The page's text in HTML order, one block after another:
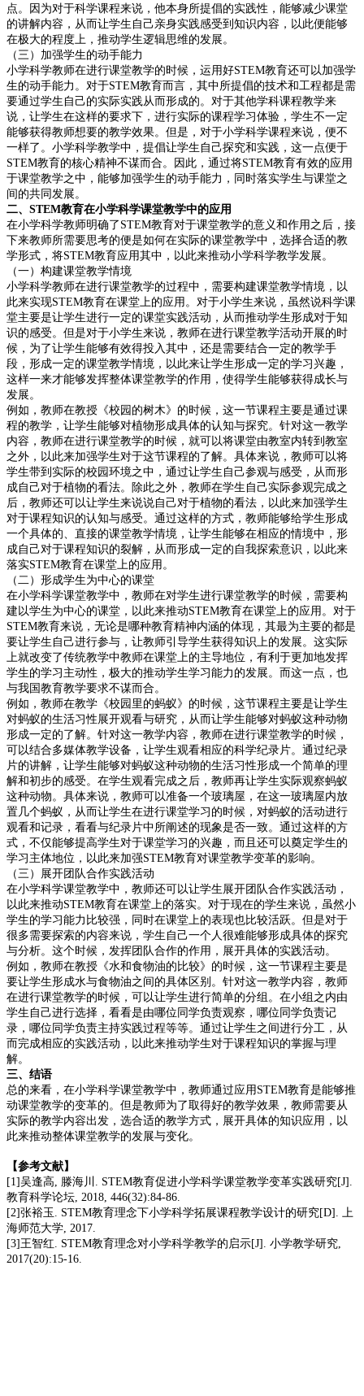
点。因为对于科学课程来说，他本身所提倡的实践性，能够减少课堂
的讲解内容，从而让学生自己亲身实践感受到知识内容，以此便能够
在极大的程度上，推动学生逻辑思维的发展。
（三）加强学生的动手能力
小学科学教师在进行课堂教学的时候，运用好STEM教育还可以加强学
生的动手能力。对于STEM教育而言，其中所提倡的技术和工程都是需
要通过学生自己的实际实践从而形成的。对于其他学科课程教学来
说，让学生在这样的要求下，进行实际的课程学习体验，学生不一定
能够获得教师想要的教学效果。但是，对于小学科学课程来说，便不
一样了。小学科学教学中，提倡让学生自己探究和实践，这一点便于
STEM教育的核心精神不谋而合。因此，通过将STEM教育有效的应用
于课堂教学之中，能够加强学生的动手能力，同时落实学生与课堂之
间的共同发展。
二、 STEM教育在小学科学课堂教学中的应用
在小学科学教师明确了 STEM教育对于课堂教学的意义和作用之后，接
下来教师所需要思考的便是如何在实际的课堂教学中，选择合适的教
学形式，将STEM教育应用其中，以此来推动小学科学教学发展。
（一）构建课堂教学情境
小学科学教师在进行课堂教学的过程中，需要构建课堂教学情境，以
此来实现STEM教育在课堂上的应用。对于小学生来说，虽然说科学课
堂主要是让学生进行一定的课堂实践活动，从而推动学生形成对于知
识的感受。但是对于小学生来说，教师在进行课堂教学活动开展的时
候，为了让学生能够有效得投入其中，还是需要结合一定的教学手
段，形成一定的课堂教学情境，以此来让学生形成一定的学习兴趣，
这样一来才能够发挥整体课堂教学的作用，使得学生能够获得成长与
发展。
例如，教师在教授《校园的树木》的时候，这一节课程主要是通过课
程的教学，让学生能够对植物形成具体的认知与探究。针对这一教学
内容，教师在进行课堂教学的时候，就可以将课堂由教室内转到教室
之外，以此来加强学生对于这节课程的了解。具体来说，教师可以将
学生带到实际的校园环境之中，通过让学生自己参观与感受，从而形
成自己对于植物的看法。除此之外，教师在学生自己实际参观完成之
后，教师还可以让学生来说说自己对于植物的看法，以此来加强学生
对于课程知识的认知与感受。通过这样的方式，教师能够给学生形成
一个具体的、直接的课堂教学情境，让学生能够在相应的情境中，形
成自己对于课程知识的裂解，从而形成一定的自我探索意识，以此来
落实STEM教育在课堂上的应用。
（二）形成学生为中心的课堂
在小学科学课堂教学中，教师在对学生进行课堂教学的时候，需要构
建以学生为中心的课堂，以此来推动STEM教育在课堂上的应用。对于
STEM教育来说，无论是哪种教育精神内涵的体现，其最为主要的都是
要让学生自己进行参与，让教师引导学生获得知识上的发展。这实际
上就改变了传统教学中教师在课堂上的主导地位，有利于更加地发挥
学生的学习主动性，极大的推动学生学习能力的发展。而这一点，也
与我国教育教学要求不谋而合。
例如，教师在教学《校园里的蚂蚁》的时候 ，这节课程主要是让学生
对蚂蚁的生活习性展开观看与研究，从而让学生能够对蚂蚁这种动物
形成一定的了解。针对这一教学内容，教师在进行课堂教学的时候，
可以结合多媒体教学设备，让学生观看相应的科学纪录片。通过纪录
片的讲解，让学生能够对蚂蚁这种动物的生活习性形成一个简单的理
解和初步的感受。在学生观看完成之后，教师再让学生实际观察蚂蚁
这种动物。具体来说，教师可以准备一个玻璃屋，在这一玻璃屋内放
置几个蚂蚁，从而让学生在进行课堂学习的时候，对蚂蚁的活动进行
观看和记录，看看与纪录片中所阐述的现象是否一致。通过这样的方
式，不仅能够提高学生对于课堂学习的兴趣，而且还可以奠定学生的
学习主体地位，以此来加强STEM教育对课堂教学变革的影响。
（三）展开团队合作实践活动
在小学科学课堂教学中，教师还可以让学生展开团队合作实践活动，
以此来推动STEM教育在课堂上的落实。对于现在的学生来说，虽然小
学生的学习能力比较强，同时在课堂上的表现也比较活跃。但是对于
很多需要探索的内容来说，学生自己一个人很难能够形成具体的探究
与分析。这个时候，发挥团队合作的作用，展开具体的实践活动。
例如，教师在教授《水和食物油的比较》的时候，这一节课程主要是
要让学生形成水与食物油之间的具体区别。针对这一教学内容，教师
在进行课堂教学的时候，可以让学生进行简单的分组。在小组之内由
学生自己进行选择，看看是由哪位同学负责观察，哪位同学负责记
录，哪位同学负责主持实践过程等等。通过让学生之间进行分工，从
而完成相应的实践活动，以此来推动学生对于课程知识的掌握与理
解。
三、 结语
总的来看，在小学科学课堂教学中，教师通过应用 STEM教育是能够推
动课堂教学的变革的。但是教师为了取得好的教学效果，教师需要从
实际的教学内容出发，选合适的教学方式，展开具体的知识应用，以
此来推动整体课堂教学的发展与变化。
【参考文献】
[1]吴逢高 滕海川 . STEM教育促进小学科学课堂教学变革实践研究[J].
教育科学论坛 , 2018, 446(32):84-86.
[2]张裕玉 . STEM教育理念下小学科学拓展课程教学设计的研究[D].
上
海师范大学 , 2017.
[3] 王智红 . STEM教育理念对小学科学教学的启示[J]. 小学教学研究
2017(20):15-16.